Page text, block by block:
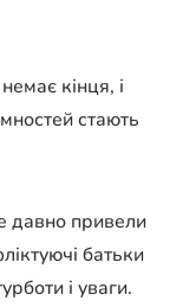
кінця, і
стають
давно привели
батьки
і уваги.